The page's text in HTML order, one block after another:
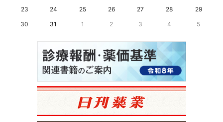
23
24 25 26 27 28
29
30
31 1 2 3 4 5